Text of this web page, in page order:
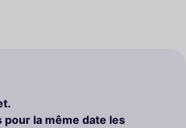
la même date les